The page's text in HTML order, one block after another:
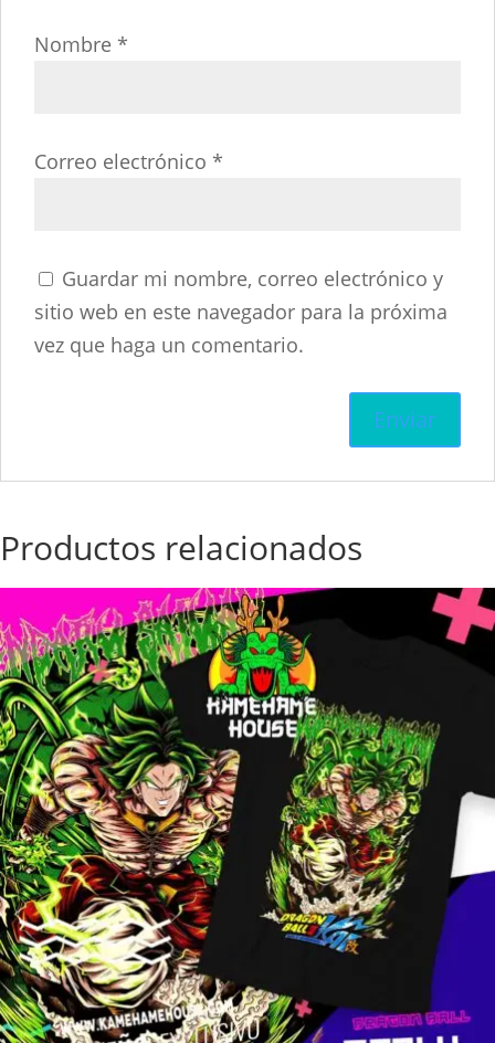
Nombre *
Correo electrónico *
Guardar mi nombre, correo electrónico y
sitio web en este navegador para la próxima
vez que haga un comentario.
Productos relacionados